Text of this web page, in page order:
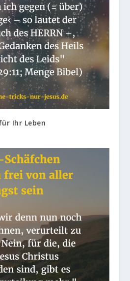
Ihr Leben